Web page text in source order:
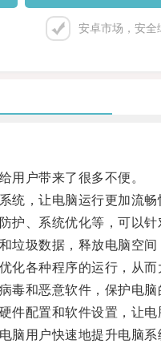
安卓市场，安全
户带来了很多不便。
，让电脑运行更加流畅
、系统优化等，可以针
圾数据，释放电脑空间
各种程序的运行，从而
和恶意软件，保护电脑
配置和软件设置，让电
用户快速地提升电脑系